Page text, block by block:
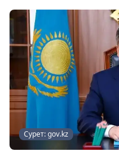
Сурет: gov.kz